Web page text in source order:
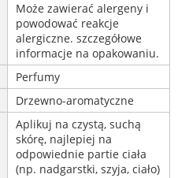
Może zawierać alergeny i
powodować reakcje
alergiczne. szczegółowe
informacje na opakowaniu.
Perfumy
Drzewno-aromatyczne
Aplikuj na czystą, suchą
skórę, najlepiej na
odpowiednie partie ciała
(np. nadgarstki, szyja, ciało)